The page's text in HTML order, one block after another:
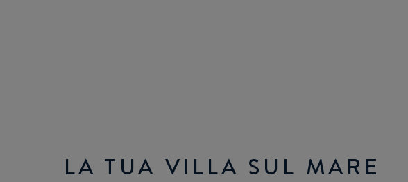
LA TUA VILLA SUL MARE